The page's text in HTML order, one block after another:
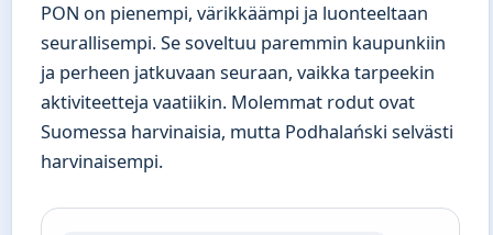
PON on pienempi, värikkäämpi ja luonteeltaan
seurallisempi. Se soveltuu paremmin kaupunkiin
ja perheen jatkuvaan seuraan, vaikka tarpeekin
aktiviteetteja vaatiikin. Molemmat rodut ovat
Suomessa harvinaisia, mutta Podhalański selvästi
harvinaisempi.